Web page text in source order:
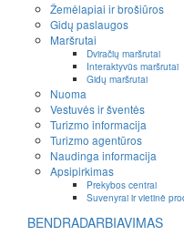
Žemėlapiai ir brošiūros
Gidų paslaugos
Maršrutai
Dviračių maršrutai
Interaktyvūs maršrutai
Gidų maršrutai
Nuoma
Vestuvės ir šventės
Turizmo informacija
Turizmo agentūros
Naudinga informacija
Apsipirkimas
Prekybos centrai
Suvenyrai ir vietinė
BENDRADARBIAVIMAS